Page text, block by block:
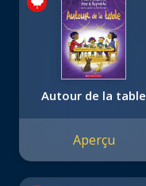
Autour de la table
Aperçu